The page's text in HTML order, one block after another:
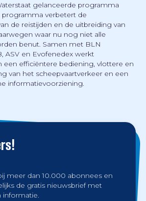
gelanceerde programma
programma verbetert de
de reistijden en de uitbreiding van
waar nu nog niet alle
benut. Samen met BLN
ASV en Evofenedex werkt
een efficiëntere bediening, vlottere en
van het scheepvaartverkeer en een
informatievoorziening.
meer dan 10.000 abonnees en
de gratis nieuwsbrief met
informatie.